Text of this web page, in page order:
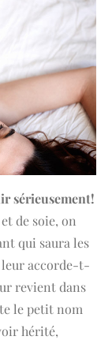
sérieusement!
de soie, on
qui saura les
leur accorde-t-
revient dans
le petit nom
hérité,